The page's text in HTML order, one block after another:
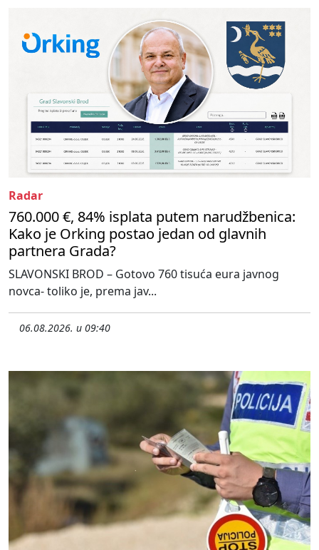
Radar
760.000 €, 84% isplata putem narudžbenica:
Kako je Orking postao jedan od glavnih
partnera Grada?
SLAVONSKI BROD – Gotovo 760 tisuća eura javnog
novca- toliko je, prema jav...
06.08.2026. u 09:40